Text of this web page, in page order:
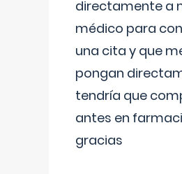
directamente a
médico para
una cita y que
pongan
tendría que
antes en
gracias